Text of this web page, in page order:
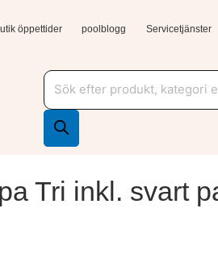
öppettider poolblogg Servicetjänster
Tjänster och support
Produktsökning
Tri inkl. svart